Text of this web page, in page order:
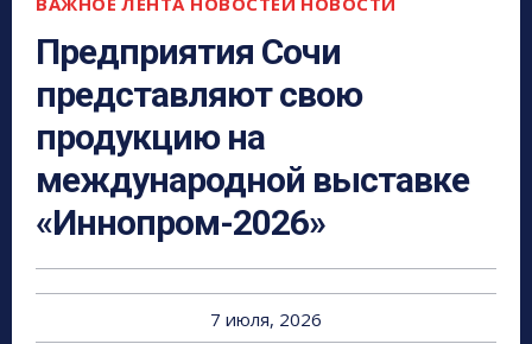
Предприятия Сочи
представляют свою
продукцию на
международной выставке
«Иннопром-2026»
7 июля, 2026